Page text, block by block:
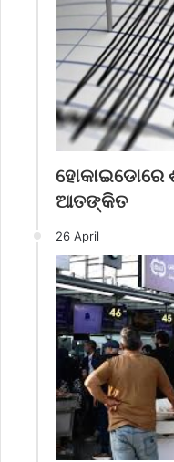
ହୋକାଇଡୋରେ
ଆତଙ୍କିତ
26 April